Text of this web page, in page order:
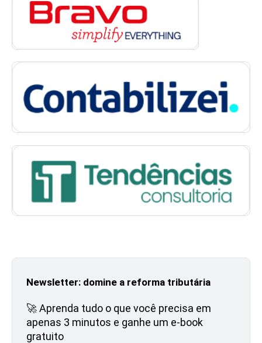
Newsletter: domine a reforma tributária
🚀 Aprenda tudo o que você precisa em
apenas 3 minutos e ganhe um e-book
gratuito